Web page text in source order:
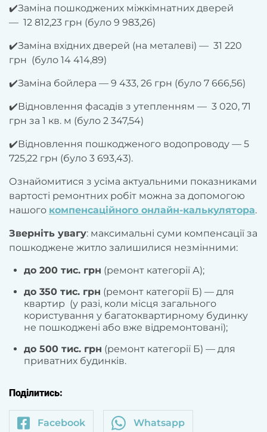
✔️Заміна пошкоджених міжкімнатних дверей
— 12 812,23 грн (було 9 983,26)
✔️Заміна вхідних дверей (на металеві) — 31 220
грн (було 14 414,89)
✔️Заміна бойлера — 9 433, 26 грн (було 7 666,56)
✔️Відновлення фасадів з утепленням — 3 020, 71
грн за 1 кв. м (було 2 347,54)
✔️Відновлення пошкодженого водопроводу — 5
725,22 грн (було 3 693,43).
Ознайомитися з усіма актуальними показниками
вартості ремонтних робіт можна за допомогою
нашого компенсаційного онлайн-калькулятора.
Зверніть увагу: максимальні суми компенсації за
пошкоджене житло залишилися незмінними:
до 200 тис. грн (ремонт категорії А);
до 350 тис. грн (ремонт категорії Б) — для
квартир (у разі, коли місця загального
користування у багатоквартирному будинку
не пошкоджені або вже відремонтовані);
до 500 тис. грн (ремонт категорії Б) — для
приватних будинків.
Поділитись:
Facebook Whatsapp